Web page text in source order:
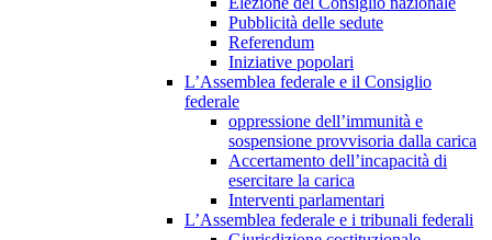
Pubblicità delle sedute
Referendum
Iniziative popolari
L’Assemblea federale e il Consiglio
federale
oppressione dell’immunità e
sospensione provvisoria dalla carica
Accertamento dell’incapacità di
esercitare la carica
Interventi parlamentari
L’Assemblea federale e i tribunali federali